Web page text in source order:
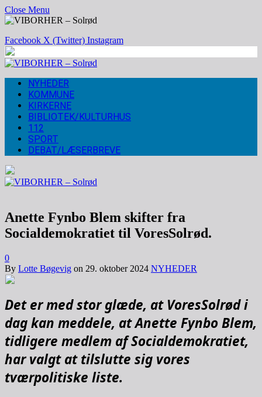
Close Menu
Facebook X (Twitter) Instagram
NYHEDER
KOMMUNE
KIRKERNE
BIBLIOTEK/KULTURHUS
112
SPORT
DEBAT/LÆSERBREVE
Anette Fynbo Blem skifter fra
Socialdemokratiet til VoresSolrød.
0
By Lotte Bøgevig on 29. oktober 2024 NYHEDER
Det er med stor glæde, at VoresSolrød i
dag kan meddele, at Anette Fynbo Blem,
tidligere medlem af Socialdemokratiet,
har valgt at tilslutte sig vores
tværpolitiske liste.